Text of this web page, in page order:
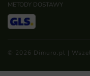
METODY DOSTAWY
© 2026 Dimuro.pl |